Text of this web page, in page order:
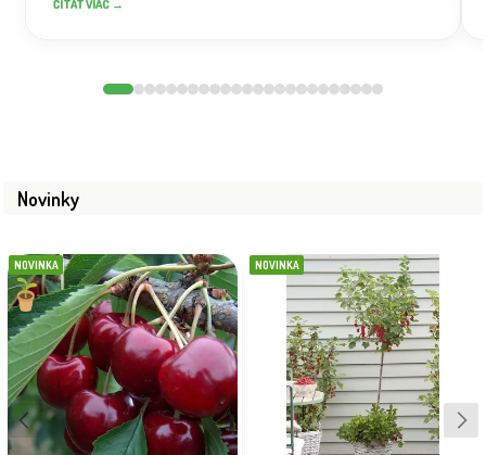
ČÍTAŤ VIAC →
Novinky
NOVINKA NOVINKA